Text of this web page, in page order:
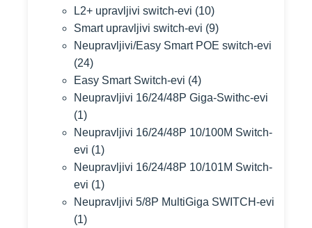
L2+ upravljivi switch-evi (10)
Smart upravljivi switch-evi (9)
Neupravljivi/Easy Smart POE switch-evi
(24)
Easy Smart Switch-evi (4)
Neupravljivi 16/24/48P Giga-Swithc-evi
(1)
Neupravljivi 16/24/48P 10/100M Switch-
evi (1)
Neupravljivi 16/24/48P 10/101M Switch-
evi (1)
Neupravljivi 5/8P MultiGiga SWITCH-evi
(1)